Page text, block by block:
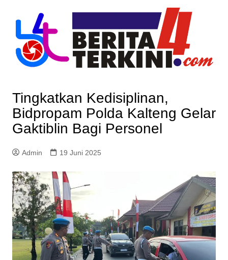
content
Tingkatkan Kedisiplinan,
Bidpropam Polda Kalteng Gelar
Gaktiblin Bagi Personel
Admin 19 Juni 2025